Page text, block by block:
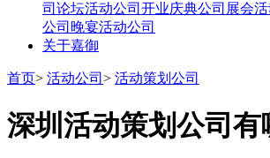
司 论坛活动公司 开业庆典公司 展会
公司 晚宴活动公司
关于嘉御
首页> 活动公司 > 活动策划公司
深圳活动策划公司有